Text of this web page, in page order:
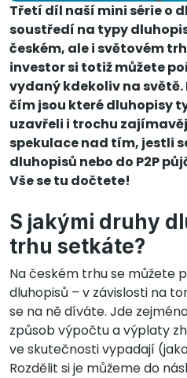
Třetí díl naší mini série o
soustředí na typy
českém, ale i světovém
investor si totiž můžete
vydaný kdekoliv na
čím jsou které dluhopisy
uzavřeli i trochu
spekulace nad tím, jestli
dluhopisů nebo do P2P
Vše se tu dočtete!
S jakými druhy
trhu setkáte?
Na českém trhu se můžete
dluhopisů – v závislosti na
se na ně díváte. Jde
způsob výpočtu a výplaty
ve skutečnosti vypadají
Rozdělit si je můžeme do